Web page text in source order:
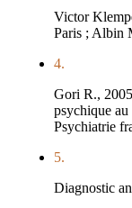
Victor
Paris ; Albin
4.
Gori R.,
psychique au
Psychiatrie
5.
Diagnostic